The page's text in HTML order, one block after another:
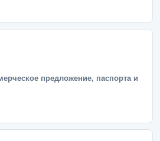
предложение, паспорта и